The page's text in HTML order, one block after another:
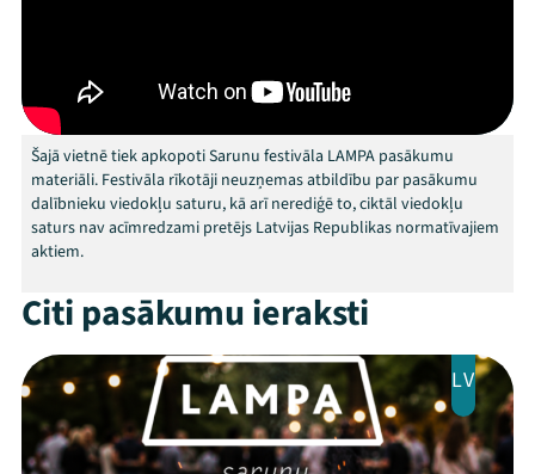
ThreadsFacebookYoutube
X Instagram
Flick TikTok
Šajā vietnē tiek apkopoti Sarunu festivāla LAMPA pasākumu
materiāli. Festivāla rīkotāji neuzņemas atbildību par pasākumu
dalībnieku viedokļu saturu, kā arī nerediģē to, ciktāl viedokļu
saturs nav acīmredzami pretējs Latvijas Republikas normatīvajiem
aktiem.
Citi pasākumu ieraksti
LV